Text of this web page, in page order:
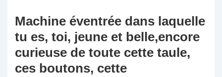
Machine éventrée dans laquelle
tu es, toi, jeune et belle,encore
curieuse de toute cette taule,
ces boutons, cette